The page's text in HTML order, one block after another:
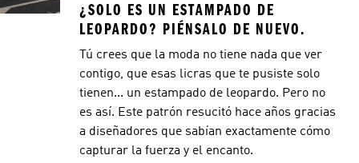
¿SOLO ES UN ESTAMPADO DE
LEOPARDO? PIÉNSALO DE NUEVO.
Tú crees que la moda no tiene nada que ver
contigo, que esas licras que te pusiste solo
tienen... un estampado de leopardo. Pero no
es así. Este patrón resucitó hace años gracias
a diseñadores que sabían exactamente cómo
capturar la fuerza y el encanto.